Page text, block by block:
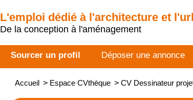
L'emploi dédié à l'architecture et
De la conception à l'aménagement
Sourcer un profil Déposer une annonce
Accueil > Espace CVthèque > CV Dessinateur